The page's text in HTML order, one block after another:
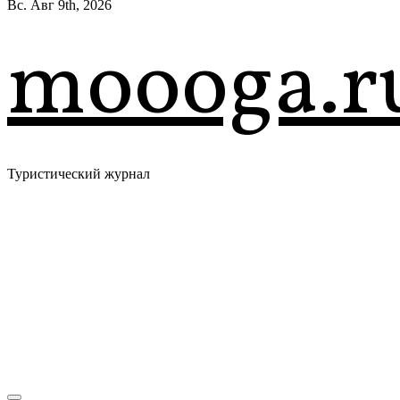
Вс. Авг 9th, 2026
Туристический журнал